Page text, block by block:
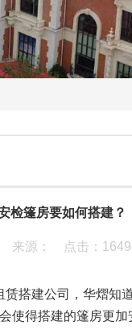
检篷房要如何搭建？
来源： 点击：
赁搭建公司，华熠知
使得搭建的篷房更加